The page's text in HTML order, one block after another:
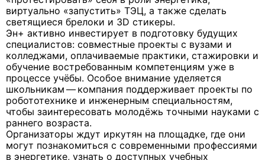
виртуально «запустить» ТЭЦ, а также сделать
светящиеся брелоки и 3D стикеры.
Эн+ активно инвестирует в подготовку будущих
специалистов: совместные проекты с вузами и
колледжами, оплачиваемые практики, стажировки и
обучение востребованным компетенциям уже в
процессе учёбы. Особое внимание уделяется
школьникам — компания поддерживает проекты по
робототехнике и инженерным специальностям,
чтобы заинтересовать молодёжь точными науками с
раннего возраста.
Организаторы ждут иркутян на площадке, где они
могут познакомиться с современными профессиями
в энергетике, узнать о доступных учебных